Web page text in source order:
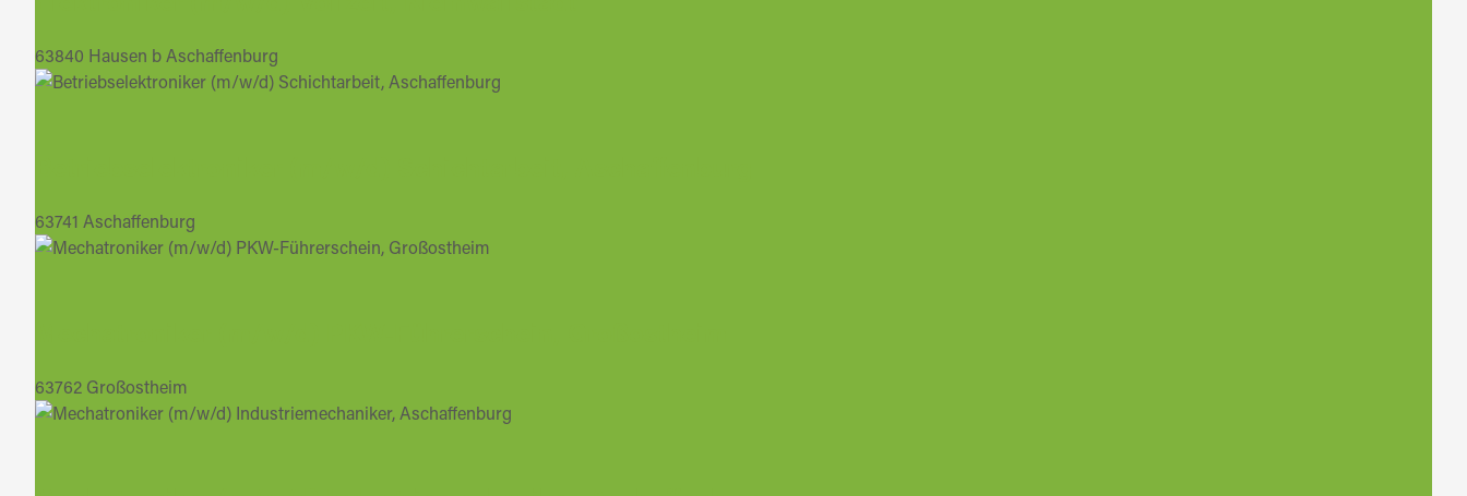
63840 Hausen b Aschaffenburg
63741 Aschaffenburg
63762 Großostheim